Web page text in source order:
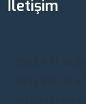
İletişim